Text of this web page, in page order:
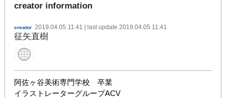
creator information
creator 2019.04.05 11:41 | last update 2019.04.05 11:41
征矢直樹
阿佐ヶ谷美術専門学校　卒業
イラストレーターグループACV